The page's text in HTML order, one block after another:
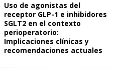
Uso de agonistas del
receptor GLP-1 e inhibidores
SGLT2 en el contexto
perioperatorio:
Implicaciones clínicas y
recomendaciones actuales